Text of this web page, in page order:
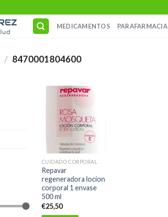
MEDICAMENTOS PARAFARMACIA
/ 8470001804600
CUIDADO CORPORAL
Repavar
regeneradora locion
corporal 1 envase
500 ml
€25,50